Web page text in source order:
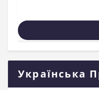
Українська